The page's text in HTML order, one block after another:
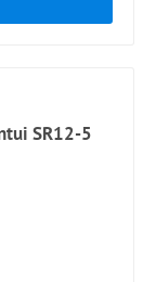
SR12-5